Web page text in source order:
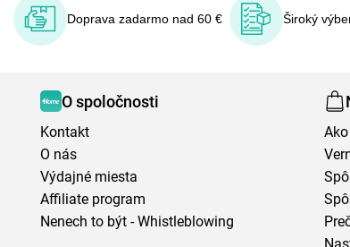
Doprava zadarmo nad 60 € Široký
O spoločnosti
Kontakt
O nás
Výdajné miesta
Affiliate program
Nenech to být - Whistleblowing